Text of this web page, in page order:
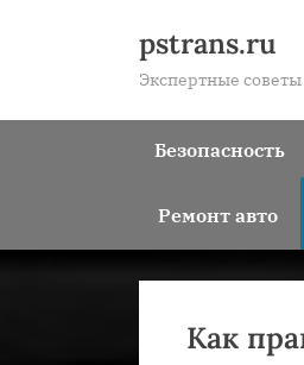
pstrans.ru
Экспертные
Безопасность
Ремонт авто
Как